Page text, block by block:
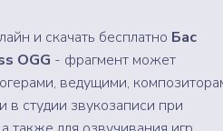
и скачать бесплатно Бас
OGG - фрагмент может
ведущими,
в студии звукозаписи при